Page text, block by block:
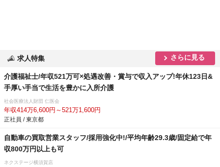
求人特集 さらに見る
介護福祉士/年収521万可×処遇改善・賞与で収入アップ!年休123日&
手厚い手当で生活を豊かに入所介護
社会医療法人財団 仁医会
年収414万6,600円～521万1,600円
正社員 / 東京都
自動車の買取営業スタッフ/採用強化中!/平均年齢29.3歳/固定給で年
収800万円以上も可
ネクステージ横須賀店